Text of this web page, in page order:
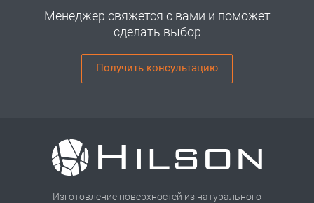
Менеджер свяжется с вами и поможет
сделать выбор
Получить консультацию
Изготовление поверхностей из натурального